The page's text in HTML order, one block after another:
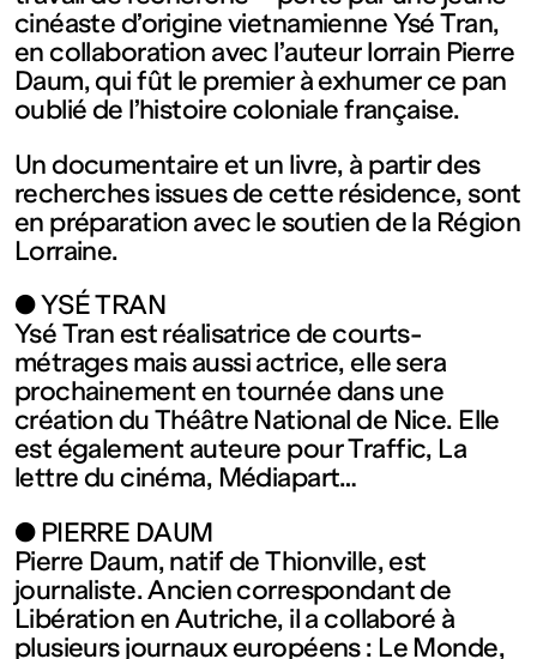
1 bis, rue
des
Trinitaires
57000
Metz
Fermé
Entrée
gratuite
Mar – Ven
cinéaste d’origine vietnamienne Ysé Tran,
en collaboration avec l’auteur lorrain Pierre
Daum, qui fût le premier à exhumer ce pan
oublié de l’histoire coloniale française.
Un documentaire et un livre, à partir des
recherches issues de cette résidence, sont
en préparation avec le soutien de la Région
Lorraine.
● YSÉ TRAN
Ysé Tran est réalisatrice de courts-
métrages mais aussi actrice, elle sera
prochainement en tournée dans une
création du Théâtre National de Nice. Elle
est également auteure pour Traffic, La
lettre du cinéma, Médiapart…
● PIERRE DAUM
Pierre Daum, natif de Thionville, est
journaliste. Ancien correspondant de
Libération en Autriche, il a collaboré à
plusieurs journaux européens : Le Monde,